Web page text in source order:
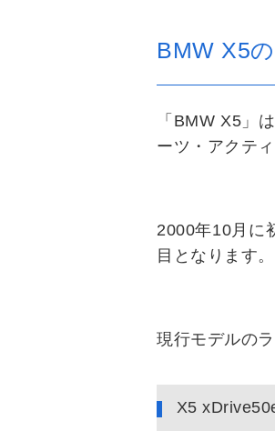
BMW X5
「BMW X5」
ーツ・アクテ
2000年10月に
目となります。
現行モデルの
X5